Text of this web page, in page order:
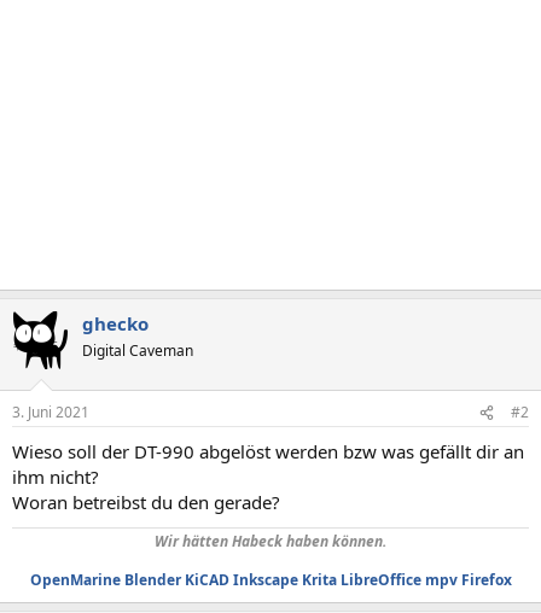
ghecko
Digital Caveman
3. Juni 2021 #2
Wieso soll der DT-990 abgelöst werden bzw was gefällt dir an
ihm nicht?
Woran betreibst du den gerade?
Wir hätten Habeck haben können.
OpenMarine Blender KiCAD Inkscape Krita LibreOffice mpv Firefox